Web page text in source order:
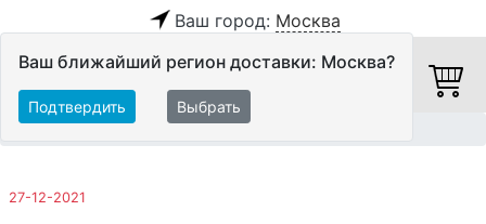
Ваш город: Москва
Ваш ближайший регион доставки: Москва?
Подтвердить Выбрать
27-12-2021